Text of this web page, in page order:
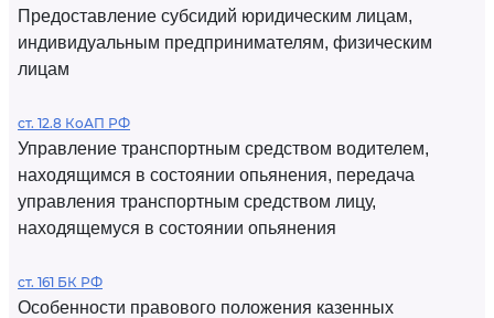
Предоставление субсидий юридическим лицам,
индивидуальным предпринимателям, физическим
лицам
ст. 12.8 КоАП РФ
Управление транспортным средством водителем,
находящимся в состоянии опьянения, передача
управления транспортным средством лицу,
находящемуся в состоянии опьянения
ст. 161 БК РФ
Особенности правового положения казенных